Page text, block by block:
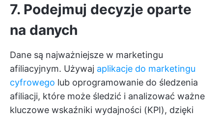
7. Podejmuj decyzje oparte
na danych
Dane są najważniejsze w marketingu
afiliacyjnym. Używaj aplikacje do marketingu
cyfrowego lub oprogramowanie do śledzenia
afiliacji, które może śledzić i analizować ważne
kluczowe wskaźniki wydajności (KPI), dzięki